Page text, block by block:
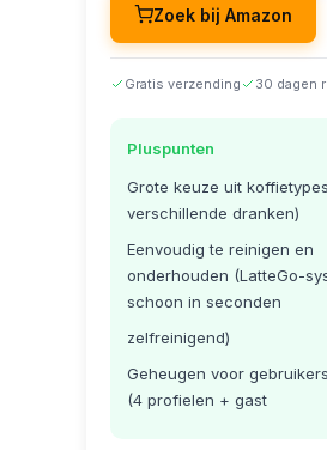
Zoek bij Amazon
Gratis verzending 30 dagen
Pluspunten
Grote keuze uit
verschillende dranken)
Eenvoudig te reinigen en
onderhouden (LatteGo-
schoon in seconden
zelfreinigend)
Geheugen voor
(4 profielen + gast